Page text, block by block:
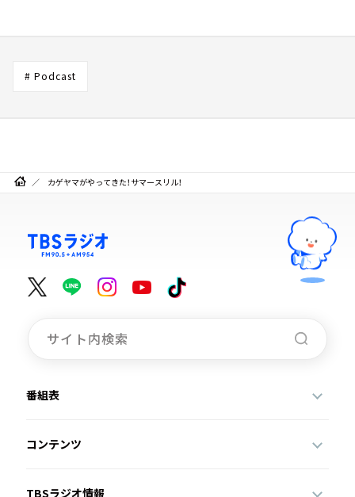
# Podcast
カゲヤマがやってきた！サマースリル！
番組表
コンテンツ
TBSラジオ情報